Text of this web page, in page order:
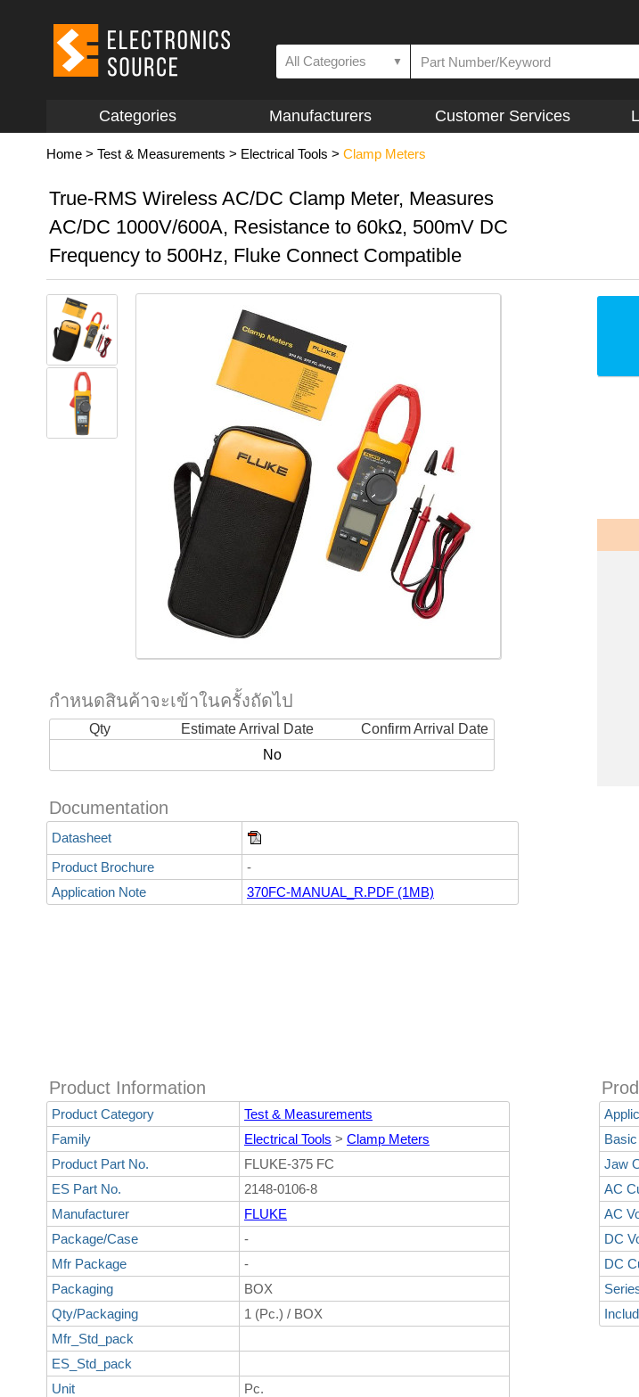
All Categories ▼
Categories Manufacturers Customer Services
Home > Test & Measurements > Electrical Tools > Clamp Meters
True-RMS Wireless AC/DC Clamp Meter, Measures
AC/DC 1000V/600A, Resistance to 60kΩ, 500mV DC
Frequency to 500Hz, Fluke Connect Compatible
กำหนดสินค้าจะเข้าในครั้งถัดไป
Qty Estimate Arrival Date
Confirm Arrival Date
No
Documentation
Datasheet
Product Brochure
-
Application Note
370FC-MANUAL_R.PDF (1MB)
Product Information
Product Category
Test & Measurements
Family
Electrical Tools > Clamp Meters
Product Part No.
FLUKE-375 FC
ES Part No.
2148-0106-8
Manufacturer
FLUKE
Package/Case
-
Mfr Package
-
Packaging
BOX
Qty/Packaging
1 (Pc.) / BOX
Mfr_Std_pack
ES_Std_pack
Unit
Pc.
Jaw
AC
AC
DC
DC